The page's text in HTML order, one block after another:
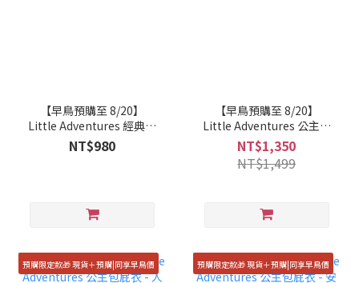
【早鳥預購至 8/20】
Little Adventures 經典造
型帽子 - 太空帽
NT$980
【早鳥預購至 8/20】
Little Adventures 公主包
屁衣 - 睡美人
NT$1,350
NT$1,499
預購限定款🎁 現貨＋預購|同享早鳥價 預購限定款🎁 現貨＋預購|同享早鳥價